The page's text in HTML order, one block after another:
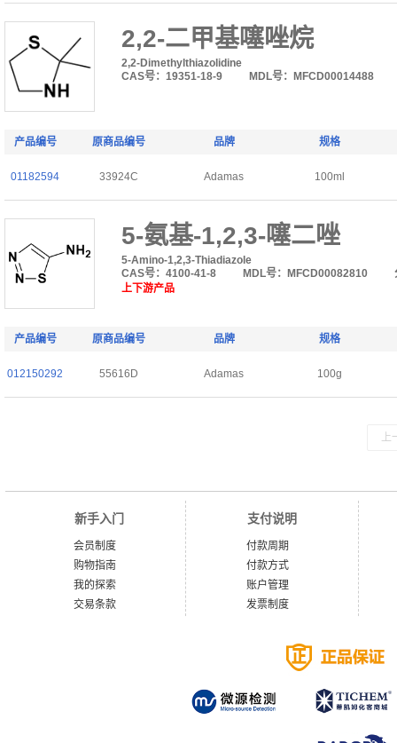
2,2-二甲基噻唑烷
2,2-Dimethylthiazolidine
CAS号：19351-18-9
MDL号：MFCD00014488
产品编号 原商品编号 品牌 规格
01182594 33924C Adamas 100ml
5-氨基-1,2,3-噻二唑
5-Amino-1,2,3-Thiadiazole
CAS号：4100-41-8
MDL号：MFCD00082810
上下游产品
产品编号 原商品编号 品牌 规格
012150292 55616D Adamas 100g
上
新手入门
会员制度
购物指南
我的探索
交易条款
支付说明
付款周期
付款方式
账户管理
发票制度